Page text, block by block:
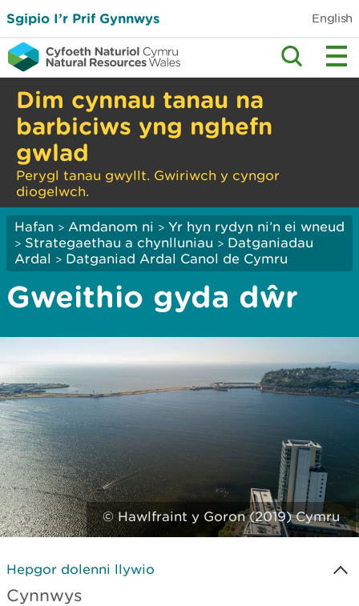
Sgipio I’r Prif Gynnwys English
Dim cynnau tanau na
barbiciws yng nghefn
gwlad
Perygl tanau gwyllt. Gwiriwch y cyngor
diogelwch.
Hafan > Amdanom ni > Yr hyn rydyn ni’n ei wneud
> Strategaethau a chynlluniau > Datganiadau
Ardal > Datganiad Ardal Canol de Cymru
Gweithio gyda dŵr
© Hawlfraint y Goron (2019) Cymru
Hepgor dolenni llywio
Cynnwys